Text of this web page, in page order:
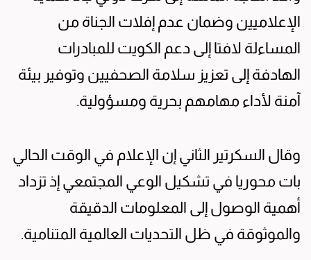
الإعلاميين وضمان عدم إفلات الجناة من
المساءلة لافتا إلى دعم الكويت للمبادرات
الهادفة إلى تعزيز سلامة الصحفيين وتوفير بيئة
آمنة لأداء مهامهم بحرية ومسؤولية.
وقال السكرتير الثاني إن الإعلام في الوقت الحالي
بات محوريا في تشكيل الوعي المجتمعي إذ تزداد
أهمية الوصول إلى المعلومات الدقيقة
والموثوقة في ظل التحديات العالمية المتنامية.